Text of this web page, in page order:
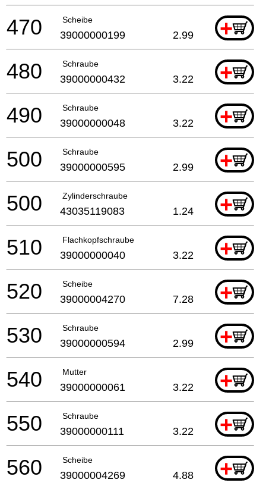
Scheibe +
470 39000000199 2.99
Schraube +
480 39000000432 3.22
Schraube +
490 39000000048 3.22
Schraube +
500 39000000595 2.99
Zylinderschraube +
500 43035119083 1.24
Flachkopfschraube +
510 39000000040 3.22
Scheibe +
520 39000004270 7.28
Schraube +
530 39000000594 2.99
Mutter +
540 39000000061 3.22
Schraube +
550 39000000111 3.22
Scheibe +
560 39000004269 4.88